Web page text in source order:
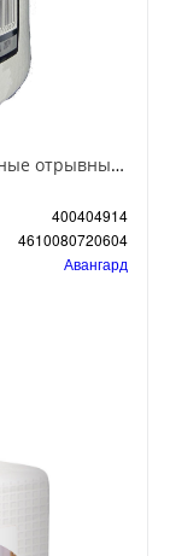
House Lux Giga Roll Professional Вискозные отрывные салфетки для уборки 20*25 см 220 шт
400404914
4610080720604
Авангард